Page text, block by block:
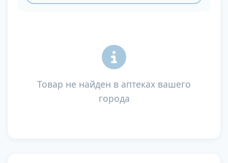
Товар не найден в аптеках вашего
города